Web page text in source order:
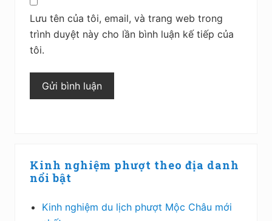
Lưu tên của tôi, email, và trang web trong
trình duyệt này cho lần bình luận kế tiếp của
tôi.
Sidebar
chính
Kinh nghiệm phượt theo địa danh
nổi bật
Kinh nghiệm du lịch phượt Mộc Châu mới